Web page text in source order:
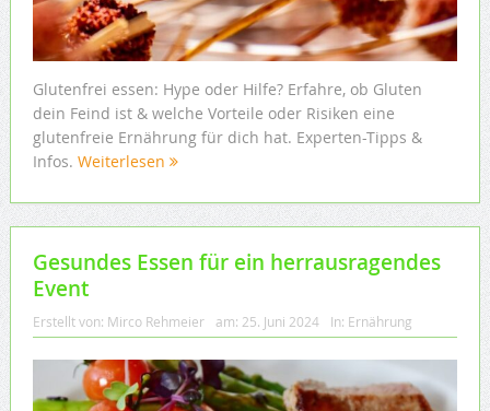
Glutenfrei essen: Hype oder Hilfe? Erfahre, ob Gluten
dein Feind ist & welche Vorteile oder Risiken eine
glutenfreie Ernährung für dich hat. Experten-Tipps &
Infos. Weiterlesen
Gesundes Essen für ein herrausragendes
Event
Erstellt von: Mirco Rehmeier am: 25. Juni 2024 In: Ernährung